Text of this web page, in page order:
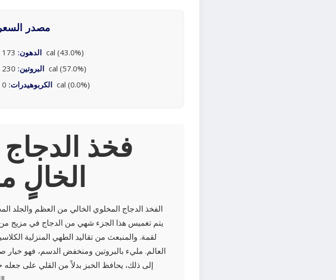
مصدر
الدهون: 173 cal (43.0%)
البروتين: 230 cal (57.0%)
الكربوهيدرات: 0 cal (0.0%)
الخالٍ
الفخذ الدجاج المخلوي الخالي من العظم والجلد
يتم تغميس هذا الجزء شهي من الدجاج في مزيج من
لقمة. والمنبعث من تقاليد الطهي المنزلية
العالم. مليء بالبروتين ومنخفض الدسم، فهو
إلى ذلك، يحافظ الخبز بدلاً من القلي على جعله